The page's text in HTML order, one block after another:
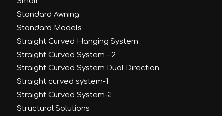
Standard Awning
Standard Models
Straight Curved Hanging System
Straight Curved System – 2
Straight Curved System Dual Direction
Straight curved system-1
Straight Curved System-3
Structural Solutions